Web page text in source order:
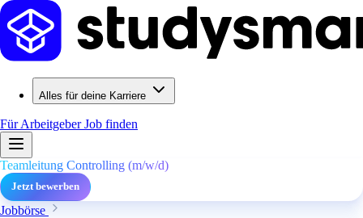
Alles für deine Karriere
Für ArbeitgeberJob finden
Teamleitung Controlling (m/w/d)
Jetzt bewerben
Jobbörse